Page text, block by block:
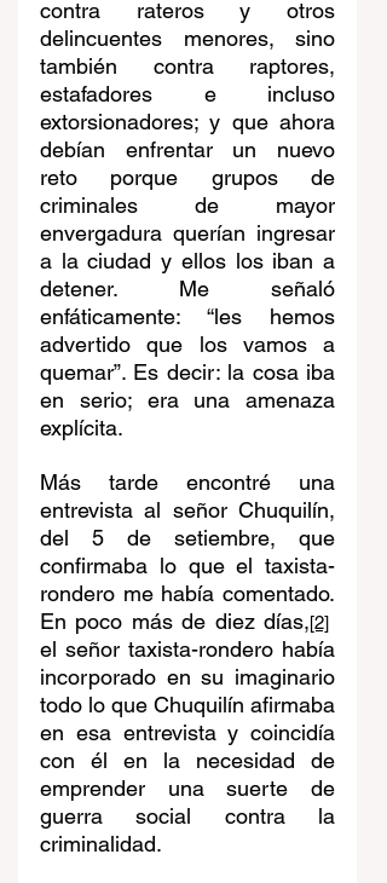
contra rateros y otros
delincuentes menores, sino
también contra raptores,
estafadores e incluso
extorsionadores; y que ahora
debían enfrentar un nuevo
reto porque grupos de
criminales de mayor
envergadura querían ingresar
a la ciudad y ellos los iban a
detener. Me señaló
enfáticamente: “les hemos
advertido que los vamos a
quemar”. Es decir: la cosa iba
en serio; era una amenaza
explícita.
Más tarde encontré una
entrevista al señor Chuquilín,
del 5 de setiembre, que
confirmaba lo que el taxista-
rondero me había comentado.
En poco más de diez días,[2]
el señor taxista-rondero había
incorporado en su imaginario
todo lo que Chuquilín afirmaba
en esa entrevista y coincidía
con él en la necesidad de
emprender una suerte de
guerra social contra la
criminalidad.